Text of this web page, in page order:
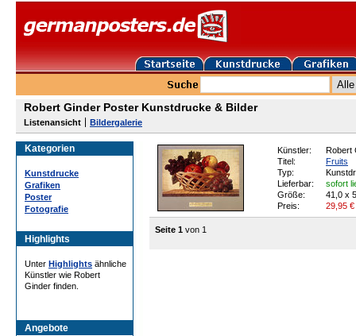
Robert Ginder Poster Kunstdrucke & Bilder
Listenansicht Bildergalerie
Kategorien
Kunstdrucke
Grafiken
Poster
Fotografie
Highlights
Unter Highlights ähnliche
Künstler wie Robert
Ginder finden.
Angebote
Künstler:
Robert
Titel:
Fruits
Typ:
Lieferbar:
sofort
Größe:
41,0 x
Preis:
29,95 €
Seite 1 von 1